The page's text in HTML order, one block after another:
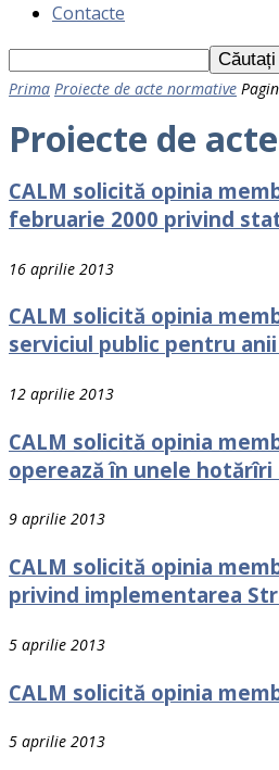
Contacte
Prima Proiecte de acte normative
Proiecte de
CALM solicită opinia
februarie 2000 privind
16 aprilie 2013
CALM solicită opinia
serviciul public pentru anii
12 aprilie 2013
CALM solicită opinia
operează în unele
9 aprilie 2013
CALM solicită opinia
privind implementarea
5 aprilie 2013
CALM solicită opinia
5 aprilie 2013